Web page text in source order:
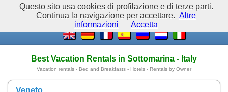
Best Vacation Rentals in Sottomarina - Italy
Vacation rentals - Bed and Breakfasts - Hotels - Rentals by Owner
Questo sito usa cookies di profilazione e di terze parti.
Continua la navigazione per accettare. Altre
informazioni
Accetta